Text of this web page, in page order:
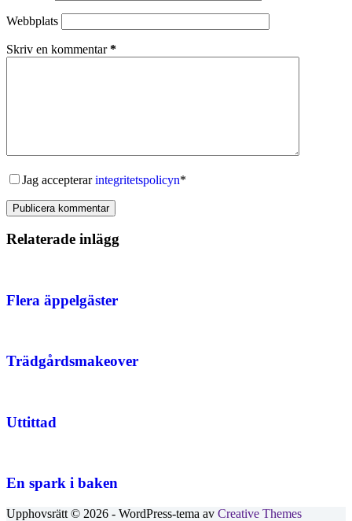
Webbplats
Skriv en kommentar*
Jag accepterarintegritetspolicyn*
Publicera kommentar
Relaterade inlägg
Flera äppelgäster
Trädgårdsmakeover
Uttittad
En spark i baken
Upphovsrätt © 2026 - WordPress-tema av Creative Themes